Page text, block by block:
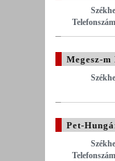
Megesz-m
Pet-